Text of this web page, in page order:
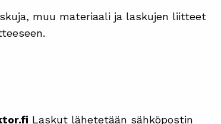
muu materiaali ja laskujen liitteet
Laskut lähetetään sähköpostin